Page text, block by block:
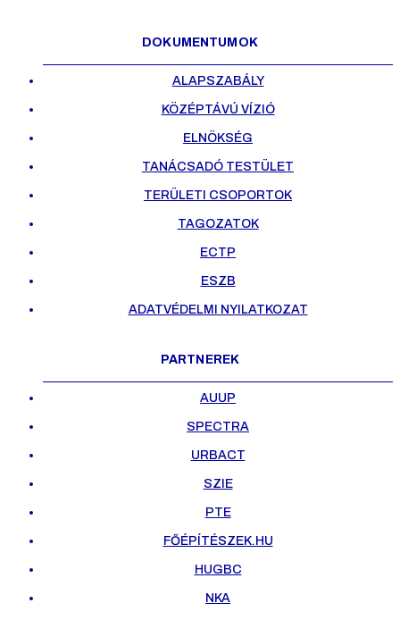
DOKUMENTUMOK
ALAPSZABÁLY
KÖZÉPTÁVÚ VÍZIÓ
ELNÖKSÉG
TANÁCSADÓ TESTÜLET
TERÜLETI CSOPORTOK
TAGOZATOK
ECTP
ESZB
ADATVÉDELMI NYILATKOZAT
PARTNEREK
AUUP
SPECTRA
URBACT
SZIE
PTE
FŐÉPÍTÉSZEK.HU
HUGBC
NKA